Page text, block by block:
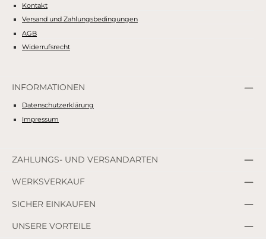
Kontakt
Versand und Zahlungsbedingungen
AGB
Widerrufsrecht
INFORMATIONEN
Datenschutzerklärung
Impressum
ZAHLUNGS- UND VERSANDARTEN
WERKSVERKAUF
SICHER EINKAUFEN
UNSERE VORTEILE